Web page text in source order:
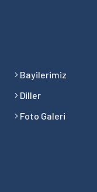
Bayilerimiz
Diller
Foto Galeri